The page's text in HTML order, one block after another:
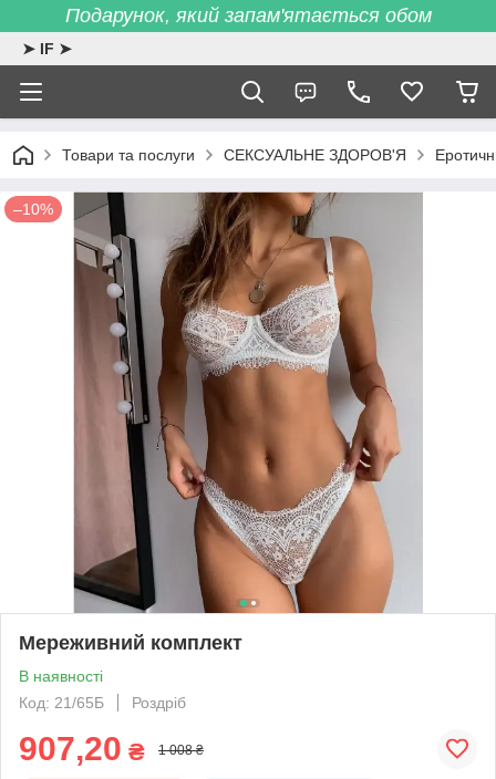
Подарунок, який запам'ятається обом
➤ IF ➤
Товари та послуги СЕКСУАЛЬНЕ ЗДОРОВ'Я
–10%
Мереживний комплект
В наявності
Код: 21/65Б
Роздріб
907,20 ₴ 1 008 ₴